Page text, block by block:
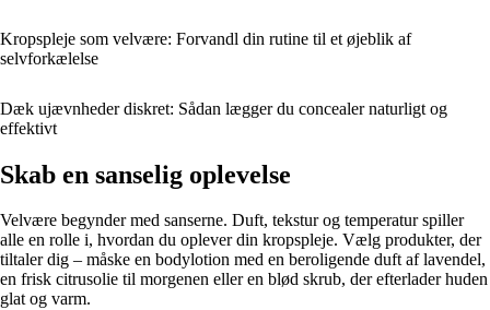
Kropspleje som velvære: Forvandl din rutine til et øjeblik af
selvforkælelse
Dæk ujævnheder diskret: Sådan lægger du concealer naturligt og
effektivt
Skab en sanselig oplevelse
Velvære begynder med sanserne. Duft, tekstur og temperatur spiller
alle en rolle i, hvordan du oplever din kropspleje. Vælg produkter, der
tiltaler dig – måske en bodylotion med en beroligende duft af lavendel,
en frisk citrusolie til morgenen eller en blød skrub, der efterlader huden
glat og varm.